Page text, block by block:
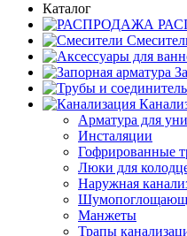
Каталог
Арматура для
Инсталяции
Гофрированные
Люки для
Наружная
Манжеты
Трапы